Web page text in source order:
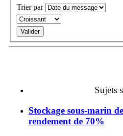
Trier par
Sujets
Stockage sous-marin
rendement de 70%